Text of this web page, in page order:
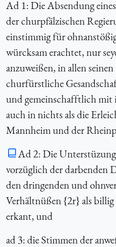
Ad 1: Die Absendung
der churpfälzischen
einstimmig für
würcksam erachtet, nur
anzuweißen, in allen
churfürstliche
und gemeinschafftlich mit
auch in nichts als die
Mannheim und der
Ad 2: Die
vorzüglich der darbenden
den dringenden und
Verhältnüßen {2r} als
erkant, und
ad 3: die Stimmen der